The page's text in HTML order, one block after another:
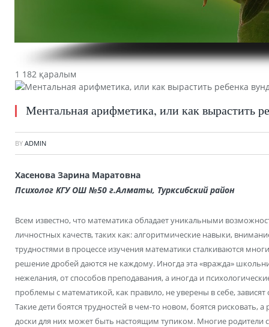
1 182 қаралым
Ментальная арифметика, или как вырастить
BY ADMIN
Хасенова Зарина Маратовна
Психолог КГУ ОШ №50 г.Алматы, Турксибский район
Всем известно, что математика обладает уникальными
личностных качеств, таких как: алгоритмические навыки,
трудностями в процессе изучения математики сталкиваются
решение дробей даются не каждому. Иногда эта «вражда»
нежелания, от способов преподавания, а иногда и
проблемы с математикой, как правило, не уверены в себе,
Такие дети боятся трудностей в чем-то новом, боятся рисковать,
доски для них может быть настоящим тупиком. Многие родители